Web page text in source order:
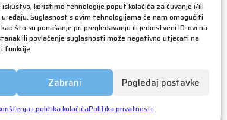
iskustvo, koristimo tehnologije poput kolačića za čuvanje i/ili
Suglasnost s ovim tehnologijama će nam omogućiti
što su ponašanje pri pregledavanju ili jedinstveni ID-ovi na
ili povlačenje suglasnosti može negativno utjecati na
funkcije.
Zabrani Pogledaj postavke
i politika kolačićaPolitika privatnosti
srpanj 2018
lipanj 2018
svibanj 2018
ožujak 2018
siječanj 2018
prosinac 2017